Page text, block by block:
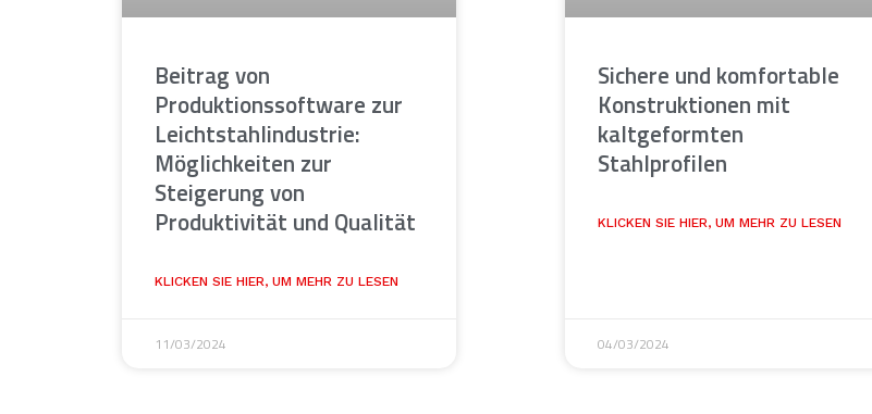
Beitrag von
Produktionssoftware zur
Leichtstahlindustrie:
Möglichkeiten zur
Steigerung von
Produktivität und Qualität
KLICKEN SIE HIER, UM MEHR ZU LESEN
11/03/2024
Sichere und komfortable
Konstruktionen mit
kaltgeformten
Stahlprofilen
KLICKEN SIE HIER, UM MEHR ZU LESEN
04/03/2024